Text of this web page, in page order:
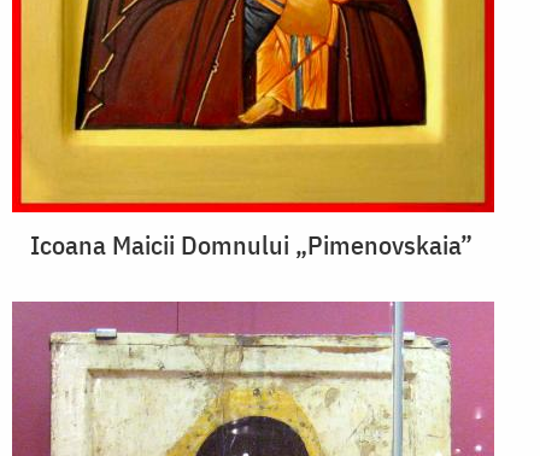
Icoana Maicii Domnului „Pimenovskaia”